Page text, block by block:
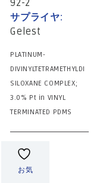
92-2
サプライヤ:
Gelest
PLATINUM-
DIVINYLTETRAMETHYLDI
SILOXANE COMPLEX;
3.0% Pt in VINYL
TERMINATED PDMS
お気